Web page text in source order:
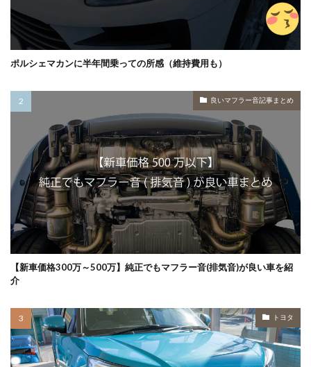
ポルシェマカンに半年間乗っての所感（維持費用も）
良いマフラー音記事まとめ
【新車価格300万～500万】純正でもマフラー音(排気音)が良い車を紹
介
トヨタ